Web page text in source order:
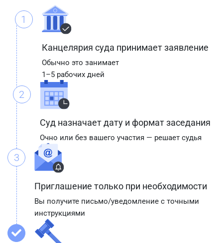
1
Канцелярия суда принимает заявление
Обычно это занимает
1–5 рабочих дней
2
Суд назначает дату и формат заседания
Очно или без вашего участия — решает судья
3
Приглашение только при необходимости
Вы получите письмо/уведомление с точными
инструкциями